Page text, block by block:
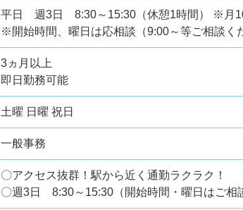
平日 週3日 8:30～15:30（休憩1時間） ※月
※開始時間、曜日は応相談（9:00～等ご相談く
3ヵ月以上
即日勤務可能
土曜 日曜 祝日
一般事務
〇アクセス抜群！駅から近く通勤ラクラク！
〇週3日 8:30～15:30（開始時間・曜日はご相